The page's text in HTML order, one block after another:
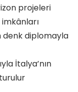
projeleri
denk diplomayla
İtalya’nın